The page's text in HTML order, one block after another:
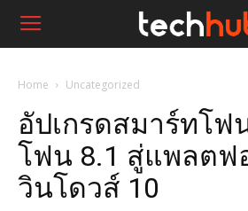
Home Uncategorized
อัปเกรดสมาร์ทโฟ
โฟน 8.1 สู่แพลตฟ
วินโดวส์ 10